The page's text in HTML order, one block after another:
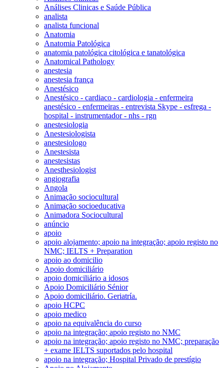
Análises Clinicas e Saúde Pública
analista
analista funcional
Anatomia
Anatomia Patológica
anatomia patológica citológica e tanatológica
Anatomical Pathology
anestesia
anestesia frança
Anestésico
Anestésico - cardiaco - cardiologia - enfermeira
anestésico - enfermeiras - entrevista Skype - esfrega -
hospital - instrumentador - nhs - rgn
anestesiologia
Anestesiologista
anestesiologo
Anestesista
anestesistas
Anesthesiologist
angiografia
Angola
Animação sociocultural
Animação socioeducativa
Animadora Sociocultural
anúncio
apoio
apoio alojamento; apoio na integração; apoio registo no
NMC; IELTS + Preparation
apoio ao domicilio
Apoio domiciliário
apoio domiciliário a idosos
Apoio Domiciliário Sénior
Apoio domiciliário. Geriatría.
apoio HCPC
apoio medico
apoio na equivalência do curso
apoio na integração; apoio registo no NMC
apoio na integração; apoio registo no NMC; preparação
+ exame IELTS suportados pelo hospital
apoio na integração; Hospital Privado de prestígio